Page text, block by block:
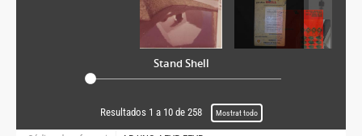
Stand Shell
Resultados 1 a 10 de 258 Mostrat todo